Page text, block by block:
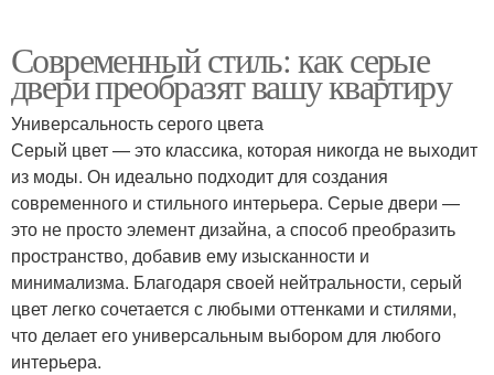
Современный стиль: как серые
двери преобразят вашу квартиру
Универсальность серого цвета
Серый цвет — это классика, которая никогда не выходит
из моды. Он идеально подходит для создания
современного и стильного интерьера. Серые двери —
это не просто элемент дизайна, а способ преобразить
пространство, добавив ему изысканности и
минимализма. Благодаря своей нейтральности, серый
цвет легко сочетается с любыми оттенками и стилями,
что делает его универсальным выбором для любого
интерьера.